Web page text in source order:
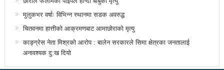
१५ दिनमा ३१ वटा युट्युबलगायतका सामाजिक सञ्जाल
काउन्सिलको कारबाहीमा
साहित्यकार नेपालको मुक्तकसंग्रह ‘मनीषा’ सार्वजनिक
मुलुकभर वर्षाः विभिन्न स्थानमा सडक अवरुद्ध
चितवनमा हात्तीको आक्रमणबाट आमाछोराको मृत्यु
काङ्ग्रेस नेता मिश्रको आरोप : बालेन सरकारले सिमा क्षेत्रका जनतालाई
अनावश्यक दु:ख दियो